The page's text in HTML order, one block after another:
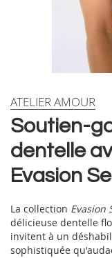
Skip
the
beginning
the
images
Soutien-
dentelle
Evasion
ATELIER AMOUR
La collection Evasion
délicieuse dentelle
invitent à un
sophistiquée